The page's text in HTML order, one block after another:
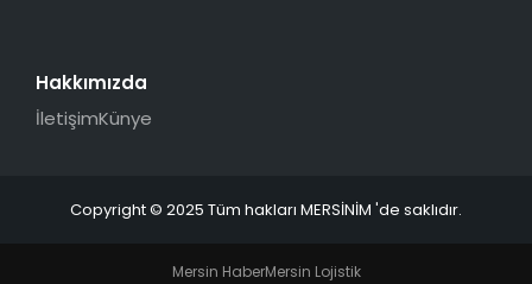
Hakkımızda
İletişimKünye
Copyright © 2025 Tüm hakları MERSİNİM 'de saklıdır.
Mersin HaberMersin Lojistik